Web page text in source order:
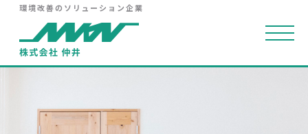
環境改善のソリューション企業